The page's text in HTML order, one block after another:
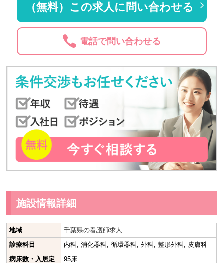
（無料）この求人に問い合わせる
電話で問い合わせる
施設情報詳細
地域
千葉県の看護師求人
診療科目
内科, 消化器科, 循環器科, 外科, 整形外科, 皮膚科
病床数・入居定
95床